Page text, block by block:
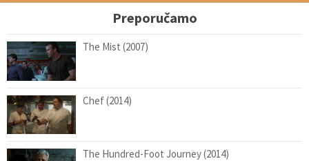
Preporučamo
The Mist (2007)
Chef (2014)
The Hundred-Foot Journey (2014)